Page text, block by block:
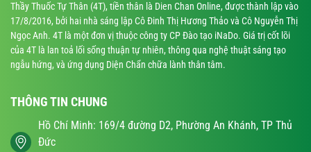
Thầy Thuốc Tự Thân (4T), tiền thân là Dien Chan Online, được thành lập vào
17/8/2016, bởi hai nhà sáng lập Cô Đinh Thị Hương Thảo và Cô Nguyễn Thị
Ngọc Anh. 4T là một đơn vị thuộc công ty CP Đào tạo iNaDo. Giá trị cốt lõi
của 4T là lan toả lối sống thuận tự nhiên, thông qua nghệ thuật sáng tạo
ngẫu hứng, và ứng dụng Diện Chẩn chữa lành thân tâm.
THÔNG TIN CHUNG
Hồ Chí Minh: 169/4 đường D2, Phường An Khánh, TP Thủ
Đức